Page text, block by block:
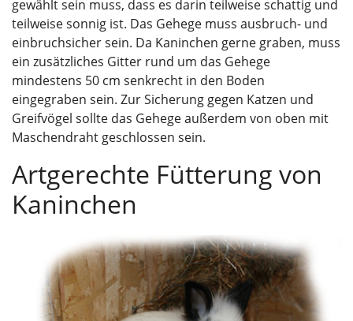
gewählt sein muss, dass es darin teilweise schattig und
teilweise sonnig ist. Das Gehege muss ausbruch- und
einbruchsicher sein. Da Kaninchen gerne graben, muss
ein zusätzliches Gitter rund um das Gehege
mindestens 50 cm senkrecht in den Boden
eingegraben sein. Zur Sicherung gegen Katzen und
Greifvögel sollte das Gehege außerdem von oben mit
Maschendraht geschlossen sein.
Artgerechte Fütterung von
Kaninchen